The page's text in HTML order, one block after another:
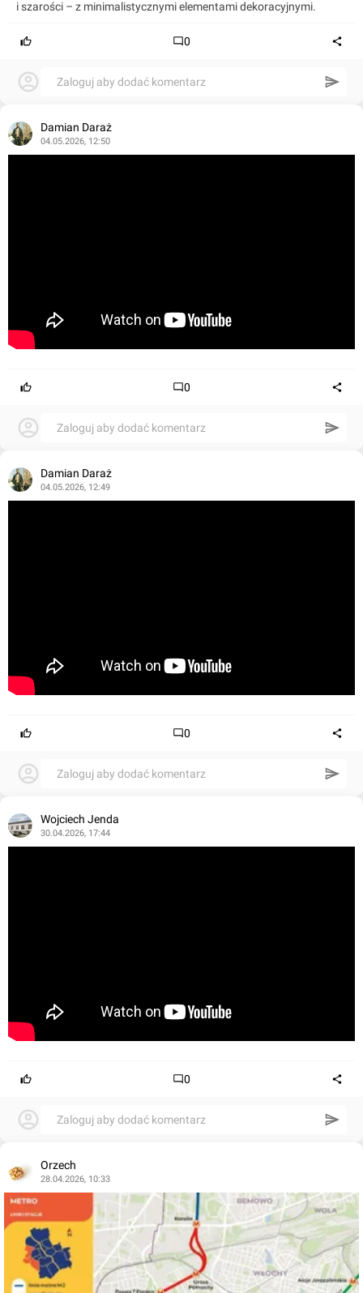
i szarości – z minimalistycznymi elementami dekoracyjnymi.
0
Zaloguj aby dodać komentarz
Damian Daraż
04.05.2026, 12:50
0
Zaloguj aby dodać komentarz
Damian Daraż
04.05.2026, 12:49
0
Zaloguj aby dodać komentarz
Wojciech Jenda
30.04.2026, 17:44
0
Zaloguj aby dodać komentarz
Orzech
28.04.2026, 10:33